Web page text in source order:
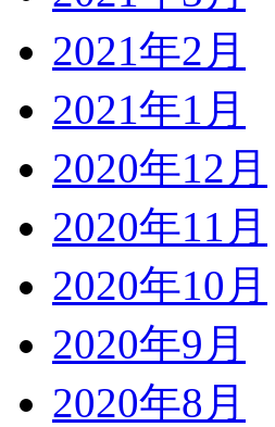
2021年2月
2021年1月
2020年12月
2020年11月
2020年10月
2020年9月
2020年8月